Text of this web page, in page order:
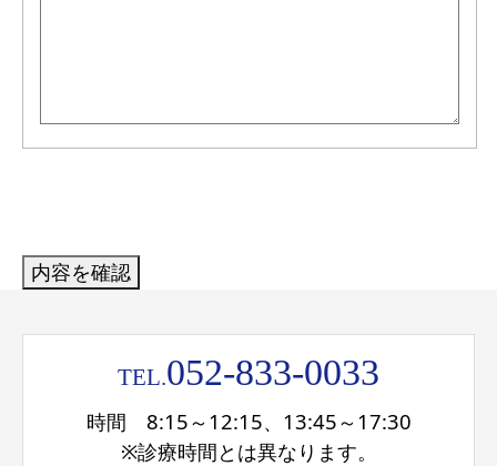
TEL.052-833-0033
時間 8:15～12:15、13:45～17:30
※診療時間とは異なります。